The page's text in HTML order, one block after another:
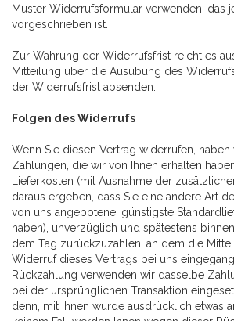
Muster-Widerrufsformular verwenden, das
vorgeschrieben ist.
Zur Wahrung der Widerrufsfrist reicht es
Mitteilung über die Ausübung des
der Widerrufsfrist absenden.
Folgen des Widerrufs
Wenn Sie diesen Vertrag widerrufen, haben
Zahlungen, die wir von Ihnen erhalten
Lieferkosten (mit Ausnahme der
daraus ergeben, dass Sie eine andere Art
von uns angebotene, günstigste
haben), unverzüglich und spätestens
dem Tag zurückzuzahlen, an dem die
Widerruf dieses Vertrags bei uns
Rückzahlung verwenden wir dasselbe
bei der ursprünglichen Transaktion
denn, mit Ihnen wurde ausdrücklich etwas